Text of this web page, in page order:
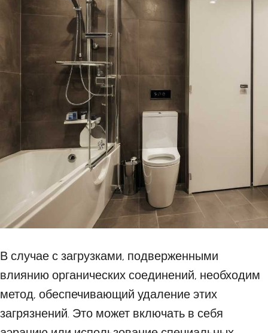
В случае с загрузками, подверженными
влиянию органических соединений, необходим
метод, обеспечивающий удаление этих
загрязнений. Это может включать в себя